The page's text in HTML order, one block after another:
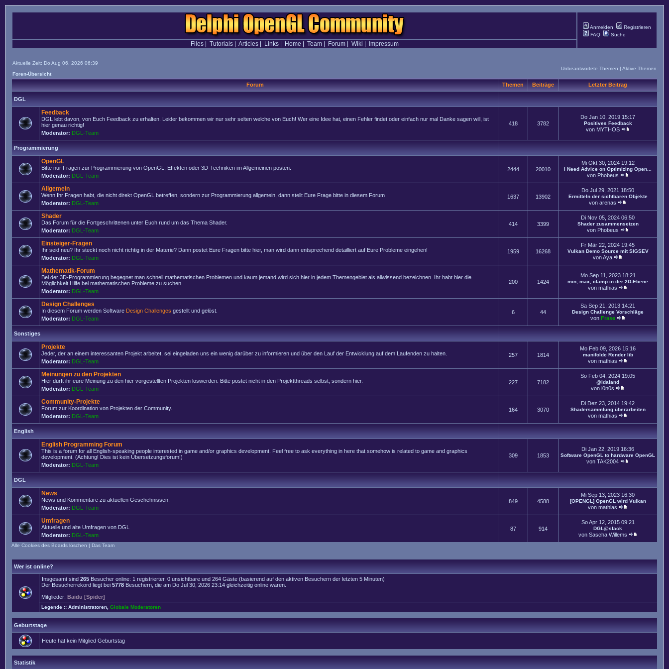
Anmelden
Registrieren
FAQ
Suche
Files| Tutorials| Articles| Links| Home Team| Forum| Wiki Impressum
Aktuelle Zeit: Do Aug 06, 2026 06:39
Foren-Übersicht
Unbeantwortete Themen | Aktive Themen
Forum Themen Beiträge Letzter Beitrag
DGL
Feedback
DGL lebt davon, von Euch Feedback zu erhalten. Leider bekommen wir nur sehr selten welche von Euch! Wer eine Idee hat, einen Fehler findet oder einfach nur mal Danke sagen will, ist
hier genau richtig!
Moderator: DGL-Team
418 3782
Do Jan 10, 2019 15:17
Positives Feedback
von MYTHOS
Programmierung
OpenGL
Bitte nur Fragen zur Programmierung von OpenGL, Effekten oder 3D-Techniken im Allgemeinen posten.
Moderator: DGL-Team
2444 20010
Mi Okt 30, 2024 19:12
I Need Advice on Optimizing Open...
von Phobeus
Allgemein
Wenn Ihr Fragen habt, die nicht direkt OpenGL betreffen, sondern zur Programmierung allgemein, dann stellt Eure Frage bitte in diesem Forum
Moderator: DGL-Team
1637 13902
Do Jul 29, 2021 18:50
Ermitteln der sichtbaren Objekte
von arenas
Shader
Das Forum für die Fortgeschrittenen unter Euch rund um das Thema Shader.
Moderator: DGL-Team
414 3399
Di Nov 05, 2024 06:50
Shader zusammensetzen
von Phobeus
Einsteiger-Fragen
Ihr seid neu? Ihr steckt noch nicht richtig in der Materie? Dann postet Eure Fragen bitte hier, man wird dann entsprechend detailliert auf Eure Probleme eingehen!
Moderator: DGL-Team
1959 16268
Fr Mär 22, 2024 19:45
Vulkan Demo Source mit SIGSEV
vonAya
Mathematik-Forum
Bei der 3D-Programmierung begegnet man schnell mathematischen Problemen und kaum jemand wird sich hier in jedem Themengebiet als allwissend bezeichnen. Ihr habt hier die
Möglichkeit Hilfe bei mathematischen Probleme zu suchen.
Moderator: DGL-Team
200 1424
Mo Sep 11, 2023 18:21
min, max, clamp in der 2D-Ebene
von mathias
Design Challenges
In diesem Forum werden Software Design Challenges gestellt und gelöst.
Moderator: DGL-Team
6 44
Sa Sep 21, 2013 14:21
Design Challenge Vorschläge
von Frase
Sonstiges
Projekte
Jeder, der an einem interessanten Projekt arbeitet, sei eingeladen uns ein wenig darüber zu informieren und über den Lauf der Entwicklung auf dem Laufenden zu halten.
Moderator: DGL-Team
257 1814
Mo Feb 09, 2026 15:16
manifoldc Render lib
von mathias
Meinungen zu den Projekten
Hier dürft ihr eure Meinung zu den hier vorgestellten Projekten loswerden. Bitte postet nicht in den Projektthreads selbst, sondern hier.
Moderator: DGL-Team
227 7182
So Feb 04, 2024 19:05
@Idaland
von i0n0s
Community-Projekte
Forum zur Koordination von Projekten der Community.
Moderator: DGL-Team
164 3070
Di Dez 23, 2014 19:42
Shadersammlung überarbeiten
von mathias
English
English Programming Forum
This is a forum for all English-speaking people interested in game and/or graphics development. Feel free to ask everything in here that somehow is related to game and graphics
development. (Achtung! Dies ist kein Übersetzungsforum!)
Moderator: DGL-Team
309 1853
Di Jan 22, 2019 16:36
Software OpenGL to hardware OpenGL
von TAK2004
DGL
News
News und Kommentare zu aktuellen Geschehnissen.
Moderator: DGL-Team
849 4588
Mi Sep 13, 2023 16:30
[OPENGL] OpenGL wird Vulkan
von mathias
Umfragen
Aktuelle und alte Umfragen von DGL
Moderator: DGL-Team
87 914
So Apr 12, 2015 09:21
DGL@slack
von Sascha Willems
Alle Cookies des Boards löschen | Das Team
Wer ist online?
Insgesamt sind 265 Besucher online: 1 registrierter, 0 unsichtbare und 264 Gäste (basierend auf den aktiven Besuchern der letzten 5 Minuten)
Der Besucherrekord liegt bei 5778 Besuchern, die am Do Jul 30, 2026 23:14 gleichzeitig online waren.
Mitglieder: Baidu [Spider]
Legende :: Administratoren Globale Moderatoren
Geburtstage
Heute hat kein Mitglied Geburtstag
Statistik